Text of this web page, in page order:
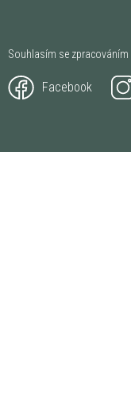
Souhlasím se zpracováním
Facebook